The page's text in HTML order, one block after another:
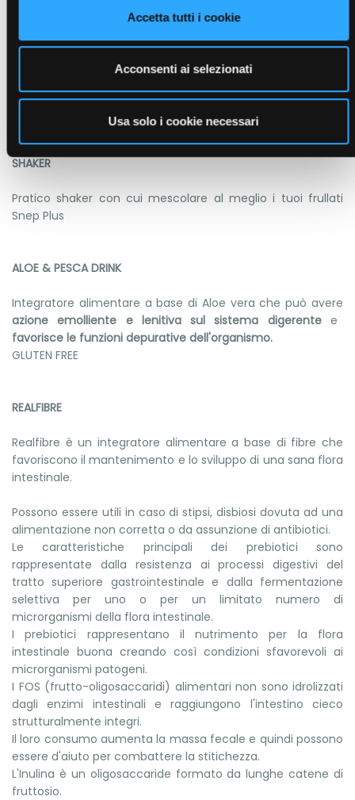
Accetta tutti i cookie
Acconsenti ai selezionati
Usa solo i cookie necessari
: supporta il metabolismo dei trigliceridi e
del colesterolo. Contribuisce all'equilibrio del peso corporeo.
carboidrati e dei lipidi e il controllo del senso di fame.
Cromo: contribuisce al mantenimento di livelli normali di
SHAKER
Pratico shaker con cui mescolare al meglio i tuoi frullati
Snep Plus
ALOE & PESCA DRINK
Integratore alimentare a base di Aloe vera che può avere
azione emolliente e lenitiva sul sistema digerentee
favorisce le funzioni depurative dell'organismo.
GLUTEN FREE
REALFIBRE
Realfibre è un integratore alimentare a base di fibre che
favoriscono il mantenimento e lo sviluppo di una sana flora
intestinale.
Possono essere utili in caso di stipsi, disbiosi dovuta ad una
alimentazione non corretta o da assunzione di antibiotici.
Le caratteristiche principali dei prebiotici sono
rappresentate dalla resistenza ai processi digestivi del
tratto superiore gastrointestinale e dalla fermentazione
selettiva per uno o per un limitato numero di
microrganismi della flora intestinale.
I prebiotici rappresentano il nutrimento per la flora
intestinale buona creando così condizioni sfavorevoli ai
microrganismi patogeni.
I FOS (frutto-oligosaccaridi) alimentari non sono idrolizzati
dagli enzimi intestinali e raggiungono l'intestino cieco
strutturalmente integri.
Il loro consumo aumenta la massa fecale e quindi possono
essere d'aiuto per combattere la stitichezza.
L'Inulina è un oligosaccaride formato da lunghe catene di
fruttosio.